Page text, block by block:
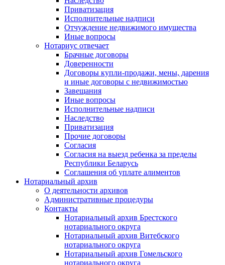
Приватизация
Исполнительные надписи
Отчуждение недвижимого имущества
Иные вопросы
Нотариус отвечает
Брачные договоры
Доверенности
Договоры купли-продажи, мены, дарения
и иные договоры с недвижимостью
Завещания
Иные вопросы
Исполнительные надписи
Наследство
Приватизация
Прочие договоры
Согласия
Согласия на выезд ребенка за пределы
Республики Беларусь
Соглашения об уплате алиментов
Нотариальный архив
О деятельности архивов
Административные процедуры
Контакты
Нотариальный архив Брестского
нотариального округа
Нотариальный архив Витебского
нотариального округа
Нотариальный архив Гомельского
нотариального округа